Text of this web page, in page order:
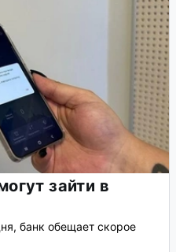
зайти в
банк обещает скорое